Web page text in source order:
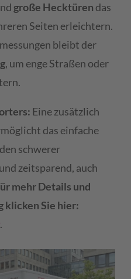
große Hecktüren das
Seiten erleichtern.
bleibt der
, um enge Straßen oder
Eine zusätzlich
das einfache
schwerer
zeitsparend, auch
mehr Details und
klicken Sie hier:
.